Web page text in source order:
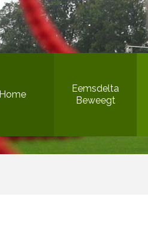
Bewegen in de openbare ruimte
Home
Eemsdelta
Beweegt